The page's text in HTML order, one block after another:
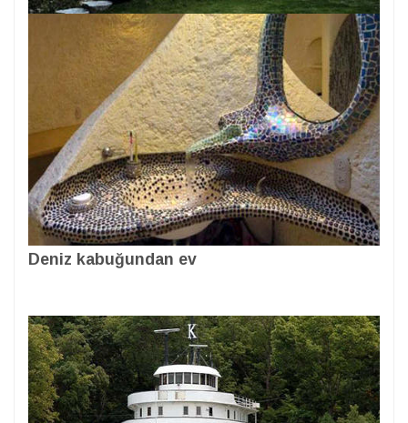
Deniz kabuğundan ev